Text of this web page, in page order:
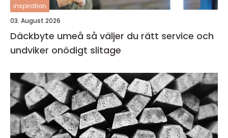
inspiration
03. August 2026
Däckbyte umeå så väljer du rätt service och
undviker onödigt slitage